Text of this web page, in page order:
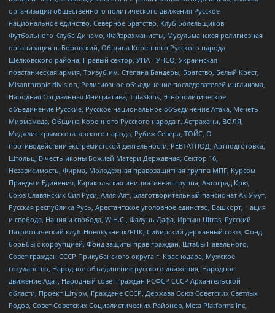
организация общественного политического движения Русское
национальное единство, Северное Братство, Клуб Болельщиков
Футбольного Клуба Динамо, Файзрахманисты, Мусульманская религиозная
организация п. Боровский, Община Коренного Русского народа
Щелковского района, Правый сектор, УНА - УНСО, Украинская
повстанческая армия, Тризуб им. Степана Бандеры, Братство, Белый Крест,
Misanthropic division, Религиозное объединение последователей инглиизма,
Народная Социальная Инициатива, TulaSkins, Этнополитическое
объединение Русские, Русское национальное объединение Атака, Мечеть
Мирмамеда, Община Коренного Русского народа г. Астрахани, ВОЛЯ,
Меджлис крымскотатарского народа, Рубеж Севера, ТОЙС, О
противодействии экстремистской деятельности, РЕВТАТПОД, Артподготовка,
Штольц, В честь иконы Божией Матери Державная, Сектор 16,
Независимость, Фирма, Молодежная правозащитная группа МПГ, Курсом
Правды и Единения, Каракольская инициативная группа, Автоград Крю,
Союз Славянских Сил Руси, Алля-Аят, Благотворительный пансионат Ак Умут,
Русская республика Русь, Арестантское уголовное единство, Башкорт, Нация
и свобода, Нация и свобода, W.H.С., Фалунь Дафа, Иртыш Ultras, Русский
Патриотический клуб-Новокузнецк/РПК, Сибирский державный союз, Фонд
борьбы с коррупцией, Фонд защиты прав граждан, Штабы Навального,
Совет граждан СССР Прикубанского округа г. Краснодара, Мужское
государство, Народное объединение русского движения, Народное
движение Адат, Народный совет граждан РСФСР СССР Архангельской
области, Проект Штурм, Граждане СССР, Держава Союз Советских Светлых
Родов, Совет Советских Социалистических Районов, Meta Platforms Inc,